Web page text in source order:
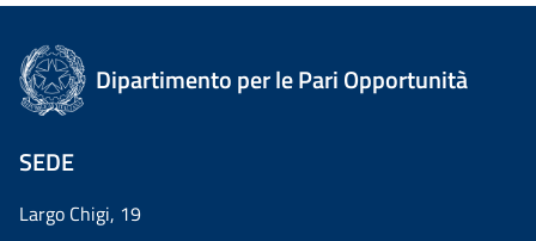
Dipartimento per le Pari Opportunità
SEDE
Largo Chigi, 19